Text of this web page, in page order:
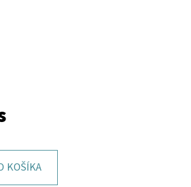
KOŠÍKA